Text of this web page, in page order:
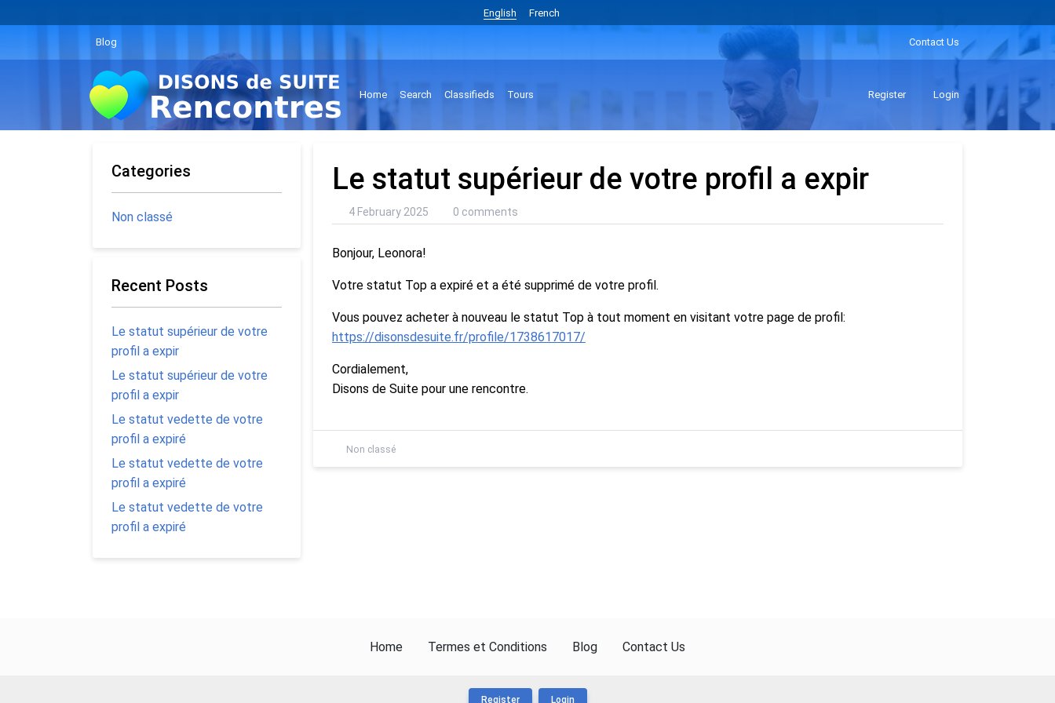
English French
Blog Contact Us
Home Search Classifieds Tours Register Login
Le statut supérieur de votre profil a expir
4 February 2025 0 comments
Bonjour, Leonora!
Votre statut Top a expiré et a été supprimé de votre profil.
Vous pouvez acheter à nouveau le statut Top à tout moment en visitant votre page de profil:
https://disonsdesuite.fr/profile/1738617017/
Cordialement,
Disons de Suite pour une rencontre.
Non classé
Categories
Non classé
Recent Posts
Le statut supérieur de votre
profil a expir
Le statut supérieur de votre
profil a expir
Le statut vedette de votre
profil a expiré
Le statut vedette de votre
profil a expiré
Le statut vedette de votre
profil a expiré
Home Termes et Conditions Blog Contact Us
Register Login